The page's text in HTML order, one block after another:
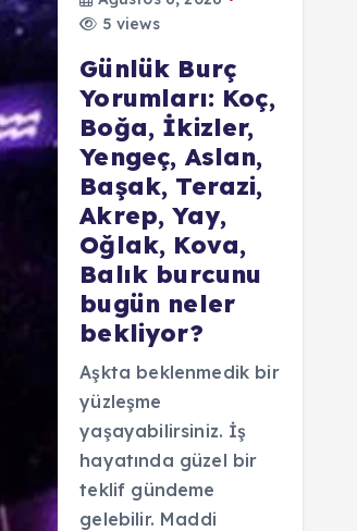
5 views
Günlük Burç
Yorumları: Koç,
Boğa, İkizler,
Yengeç, Aslan,
Başak, Terazi,
Akrep, Yay,
Oğlak, Kova,
Balık burcunu
bugün neler
bekliyor?
Aşkta beklenmedik bir
yüzleşme
yaşayabilirsiniz. İş
hayatında güzel bir
teklif gündeme
gelebilir. Maddi